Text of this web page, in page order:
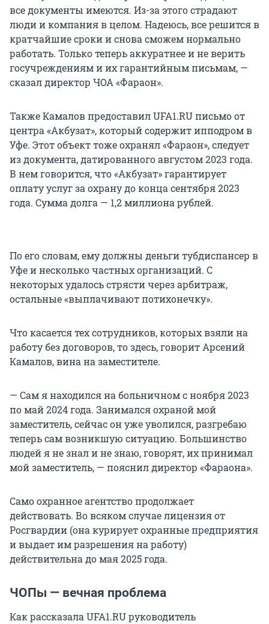
все документы имеются. Из-за этого страдают
люди и компания в целом. Надеюсь, все решится в
кратчайшие сроки и снова сможем нормально
работать. Только теперь аккуратнее и не верить
госучреждениям и их гарантийным письмам, —
сказал директор ЧОА «Фараон».
Также Камалов предоставил UFA1.RU письмо от
центра «Акбузат», который содержит ипподром в
Уфе. Этот объект тоже охранял «Фараон», следует
из документа, датированного августом 2023 года.
В нем говорится, что «Акбузат» гарантирует
оплату услуг за охрану до конца сентября 2023
года. Сумма долга — 1,2 миллиона рублей.
По его словам, ему должны деньги тубдиспансер в
Уфе и несколько частных организаций. С
некоторых удалось стрясти через арбитраж,
остальные «выплачивают потихонечку».
Что касается тех сотрудников, которых взяли на
работу без договоров, то здесь, говорит Арсений
Камалов, вина на заместителе.
— Сам я находился на больничном с ноября 2023
по май 2024 года. Занимался охраной мой
заместитель, сейчас он уже уволился, разгребаю
теперь сам возникшую ситуацию. Большинство
людей я не знал и не знаю, говорят, их принимал
мой заместитель, — пояснил директор «Фараона».
Само охранное агентство продолжает
действовать. Во всяком случае лицензия от
Росгвардии (она курирует охранные предприятия
и выдает им разрешения на работу)
действительна до мая 2025 года.
ЧОПы — вечная проблема
Как рассказала UFA1.RU руководитель